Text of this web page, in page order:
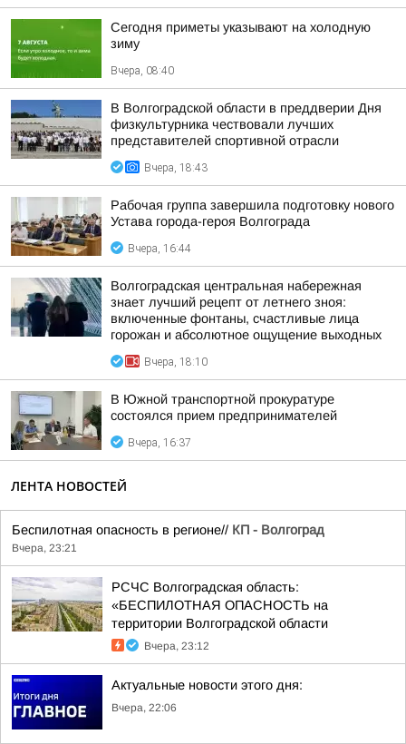
Сегодня приметы указывают на холодную
зиму
Вчера, 08:40
В Волгоградской области в преддверии Дня
физкультурника чествовали лучших
представителей спортивной отрасли
Вчера, 18:43
Рабочая группа завершила подготовку нового
Устава города-героя Волгограда
Вчера, 16:44
Волгоградская центральная набережная
знает лучший рецепт от летнего зноя:
включенные фонтаны, счастливые лица
горожан и абсолютное ощущение выходных
Вчера, 18:10
В Южной транспортной прокуратуре
состоялся прием предпринимателей
Вчера, 16:37
ЛЕНТА НОВОСТЕЙ
Беспилотная опасность в регионе// КП - Волгоград
Вчера, 23:21
РСЧС Волгоградская область:
«БЕСПИЛОТНАЯ ОПАСНОСТЬ на
территории Волгоградской области
Вчера, 23:12
Актуальные новости этого дня:
Вчера, 22:06